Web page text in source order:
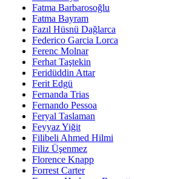
Fatma Barbarosoğlu
Fatma Bayram
Fazıl Hüsnü Dağlarca
Federico Garcia Lorca
Ferenc Molnar
Ferhat Taştekin
Feridüddin Attar
Ferit Edgü
Fernanda Trias
Fernando Pessoa
Feryal Taslaman
Feyyaz Yiğit
Filibeli Ahmed Hilmi
Filiz Üşenmez
Florence Knapp
Forrest Carter